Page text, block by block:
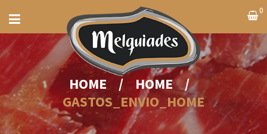
0
HOME / HOME
/
GASTOS_ENVIO_HOME